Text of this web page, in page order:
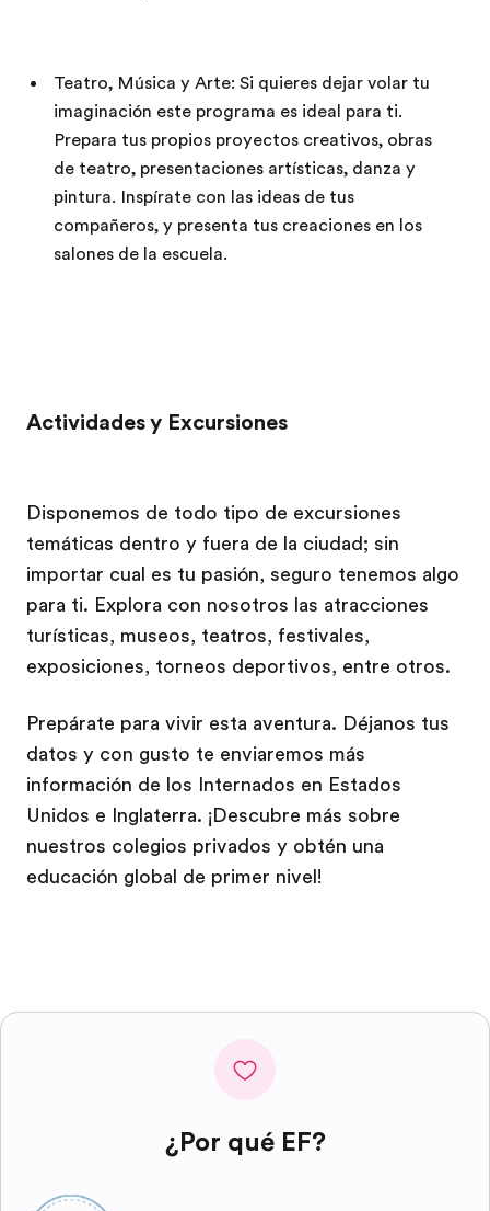
Teatro, Música y Arte: Si quieres dejar volar tu
imaginación este programa es ideal para ti.
Prepara tus propios proyectos creativos, obras
de teatro, presentaciones artísticas, danza y
pintura. Inspírate con las ideas de tus
compañeros, y presenta tus creaciones en los
salones de la escuela.
Actividades y Excursiones
Disponemos de todo tipo de excursiones
temáticas dentro y fuera de la ciudad; sin
importar cual es tu pasión, seguro tenemos algo
para ti. Explora con nosotros las atracciones
turísticas, museos, teatros, festivales,
exposiciones, torneos deportivos, entre otros.
Prepárate para vivir esta aventura. Déjanos tus
datos y con gusto te enviaremos más
información de los Internados en Estados
Unidos e Inglaterra. ¡Descubre más sobre
nuestros colegios privados y obtén una
educación global de primer nivel!
¿Por qué EF?